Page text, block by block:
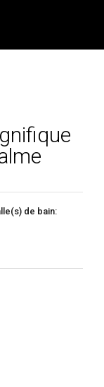
de bain: